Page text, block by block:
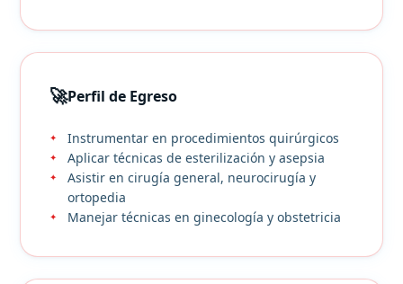
🚀Perfil de Egreso
Instrumentar en procedimientos quirúrgicos
Aplicar técnicas de esterilización y asepsia
Asistir en cirugía general, neurocirugía y
ortopedia
Manejar técnicas en ginecología y obstetricia